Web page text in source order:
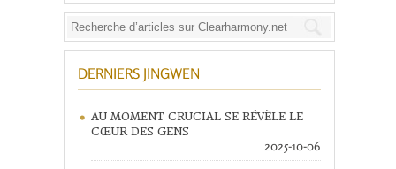
DERNIERS JINGWEN
AU MOMENT CRUCIAL SE RÉVÈLE LE
CŒUR DES GENS
2025-10-06